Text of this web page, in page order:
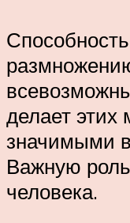
делает
значимыми
Важную
человека.